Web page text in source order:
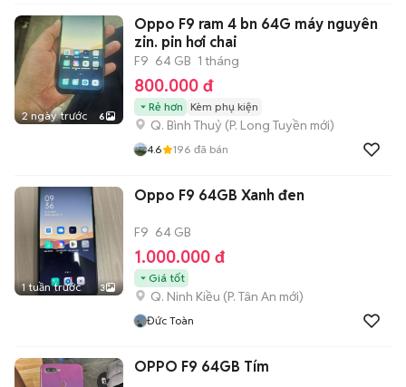
2 ngày trước 6
Oppo F9 ram 4 bn 64G máy nguyên
zin. pin hơi chai
F9 64 GB 1 tháng
800.000 đ
Rẻ hơn Kèm phụ kiện
Q. Bình Thuỷ (P. Long Tuyền mới)
4.6 196 đã bán
1 tuần trước 3
Oppo F9 64GB Xanh đen
F9 64 GB
1.000.000 đ
Giá tốt
Q. Ninh Kiều (P. Tân An mới)
Đức Toàn
OPPO F9 64GB Tím